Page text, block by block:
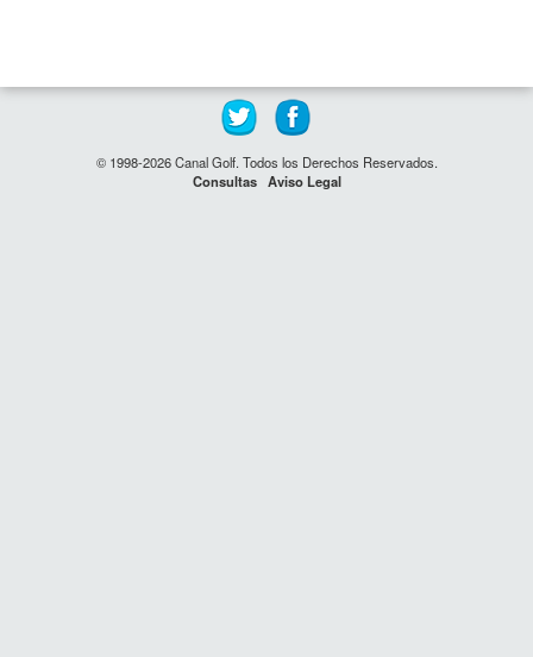
© 1998-2026 Canal Golf. Todos los Derechos Reservados.
Consultas Aviso Legal